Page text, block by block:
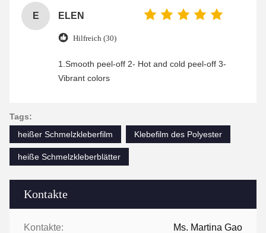
Kontakte
Kontakte: Ms. Martina Gao
E ELEN
Hilfreich (30)
1.Smooth peel-off 2- Hot and cold peel-off 3-
Vibrant colors
Tags:
heißer Schmelzkleberfilm
Klebefilm des Polyester
heiße Schmelzkleberblätter